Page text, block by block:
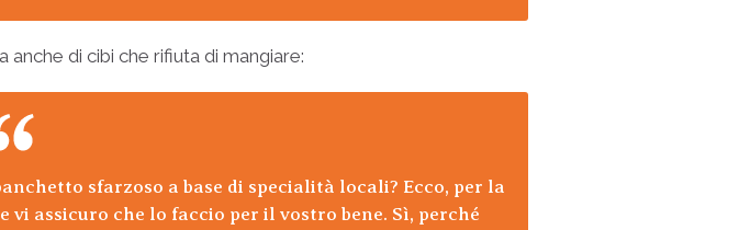
anche di cibi che rifiuta di mangiare:
sfarzoso a base di specialità locali? Ecco, per la
assicuro che lo faccio per il vostro bene. Sì, perché